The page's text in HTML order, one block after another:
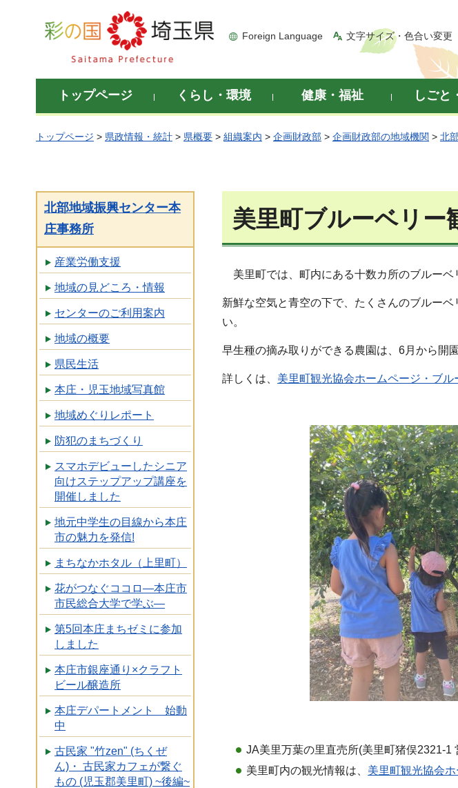
彩の国 埼玉県
Foreign Language 文字サイズ・色合い変更
トップページ くらし・環境 健康・福祉 しごと
トップページ > 県政情報・統計 > 県概要 > 組織案内 > 企画財政部 > 企画財政部の地域機関 > 北
北部地域振興センター本
庄事務所
産業労働支援
地域の見どころ・情報
センターのご利用案内
地域の概要
県民生活
本庄・児玉地域写真館
地域めぐりレポート
防犯のまちづくり
スマホデビューしたシニア
向けステップアップ講座を
開催しました
地元中学生の目線から本庄
市の魅力を発信!
まちなかホタル（上里町）
花がつなぐココロ―本庄市
市民総合大学で学ぶ―
第5回本庄まちゼミに参加
しました
本庄市銀座通り×クラフト
ビール醸造所
本庄デパートメント 始動
中
古民家 "竹zen" (ちくぜ
ん)・ 古民家カフェが繋ぐ
もの (児玉郡美里町) ~後編~
美里町ブルーベリー
美里町では、町内にある十数カ所のブルーベ
新鮮な空気と青空の下で、たくさんのブルー
い。
早生種の摘み取りができる農園は、6月から開
詳しくは、 美里町観光協会ホームページ・ブル
JA美里万葉の里直売所(美里町猪俣2321-1
美里町内の観光情報は、 美里町観光協会